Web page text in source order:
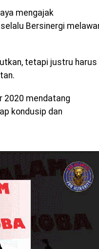
mengajak
Bersinergi
tetapi justru harus
2020 mendatang
kondusip dan